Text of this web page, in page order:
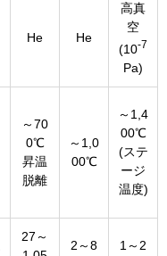
He He
高真
空
(10-7
Pa)
～70
0℃
昇温
脱離
～1,0
00℃
～1,4
00℃
(ステ
ージ
温度)
27～
2～8
1～2